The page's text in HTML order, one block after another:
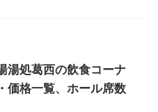
湯処葛西の飲食コーナ
価格一覧、ホール席数